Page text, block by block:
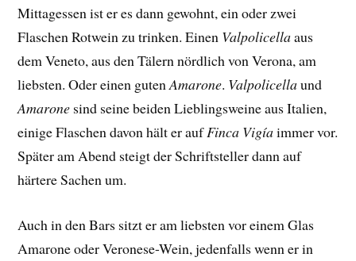
Mittagessen ist er es dann gewohnt, ein oder zwei
Flaschen Rotwein zu trinken. Einen Valpolicellaaus
dem Veneto, aus den Tälern nördlich von Verona, am
liebsten. Oder einen gutenAmarone. Valpolicellaund
Amarone sind seine beiden Lieblingsweine aus Italien,
einige Flaschen davon hält er aufFinca Vigíaimmer vor.
Später am Abend steigt der Schriftsteller dann auf
härtere Sachen um.
Auch in den Bars sitzt er am liebsten vor einem Glas
Amarone oder Veronese-Wein, jedenfalls wenn er in